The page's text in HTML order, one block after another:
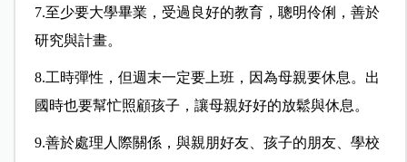
7.至少要大學畢業，受過良好的教育，聰明伶俐，善於
研究與計畫。
8.工時彈性，但週末一定要上班，因為母親要休息。出
國時也要幫忙照顧孩子，讓母親好好的放鬆與休息。
9.善於處理人際關係，與親朋好友、孩子的朋友、學校